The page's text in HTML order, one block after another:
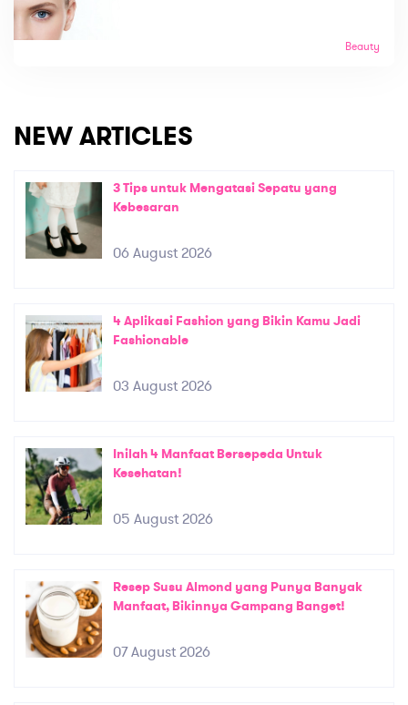
Beauty
NEW ARTICLES
3 Tips untuk Mengatasi Sepatu yang
Kebesaran
06 August 2026
4 Aplikasi Fashion yang Bikin Kamu Jadi
Fashionable
03 August 2026
Inilah 4 Manfaat Bersepeda Untuk
Kesehatan!
05 August 2026
Resep Susu Almond yang Punya Banyak
Manfaat, Bikinnya Gampang Banget!
07 August 2026